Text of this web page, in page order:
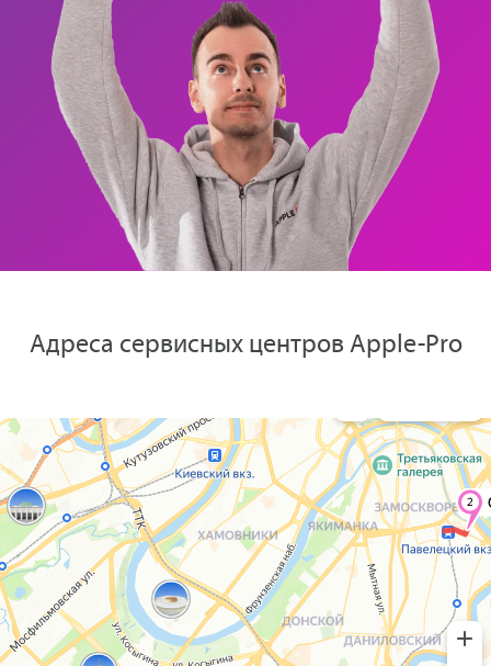
Адреса сервисных центров Apple-Pro